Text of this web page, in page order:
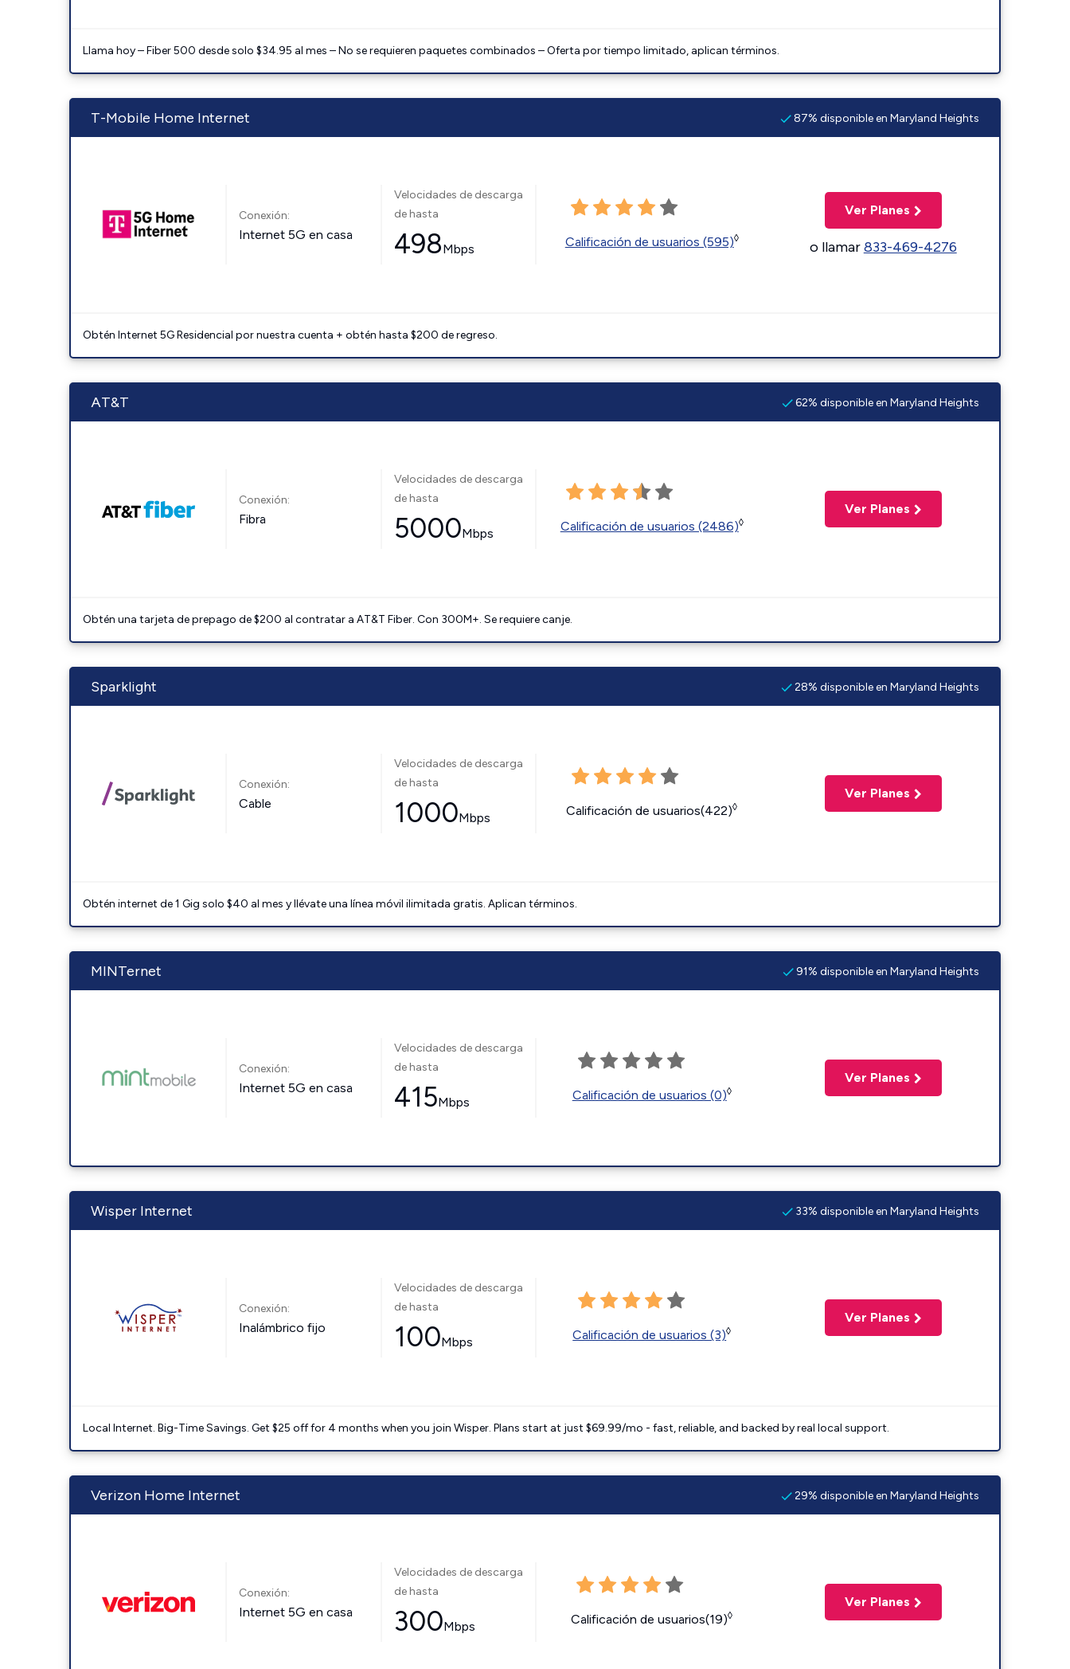
Llama hoy – Fiber 500 desde solo $34.95 al mes – No se requieren paquetes combinados – Oferta por tiempo limitado, aplican términos.
T-Mobile Home Internet 87% disponible en Maryland Heights
Conexión:
Internet 5G en casa
Velocidades de descarga
de hasta
498Mbps Calificación de usuarios (595)◊
Ver Planes
o llamar833-469-4276
Obtén Internet 5G Residencial por nuestra cuenta + obtén hasta $200 de regreso.
AT&T 62% disponible en Maryland Heights
Conexión:
Fibra
Velocidades de descarga
de hasta
5000Mbps Calificación de usuarios (2486)◊
Ver Planes
Obtén una tarjeta de prepago de $200 al contratar a AT&T Fiber. Con 300M+. Se requiere canje.
Sparklight 28% disponible en Maryland Heights
Conexión:
Cable
Velocidades de descarga
de hasta
1000Mbps Calificación de usuarios(422)◊
Ver Planes
Obtén internet de 1 Gig solo $40 al mes y llévate una línea móvil ilimitada gratis. Aplican términos.
MINTernet 91% disponible en Maryland Heights
Conexión:
Internet 5G en casa
Velocidades de descarga
de hasta
415Mbps Calificación de usuarios (0)◊
Ver Planes
Wisper Internet 33% disponible en Maryland Heights
Conexión:
Inalámbrico fijo
Velocidades de descarga
de hasta
100Mbps Calificación de usuarios (3)◊
Ver Planes
Local Internet. Big-Time Savings. Get $25 off for 4 months when you join Wisper. Plans start at just $69.99/mo - fast, reliable, and backed by real local support.
Verizon Home Internet 29% disponible en Maryland Heights
Conexión:
Internet 5G en casa
Velocidades de descarga
de hasta
300Mbps Calificación de usuarios(19)◊
Ver Planes